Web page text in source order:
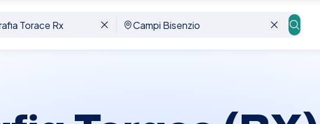
Bisenzio